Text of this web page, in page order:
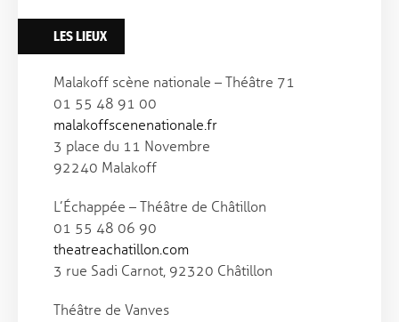
LES LIEUX
Malakoff scène nationale – Théâtre 71
01 55 48 91 00
malakoffscenenationale.fr
3 place du 11 Novembre
92240 Malakoff
L’Échappée – Théâtre de Châtillon
01 55 48 06 90
theatreachatillon.com
3 rue Sadi Carnot, 92320 Châtillon
Théâtre de Vanves